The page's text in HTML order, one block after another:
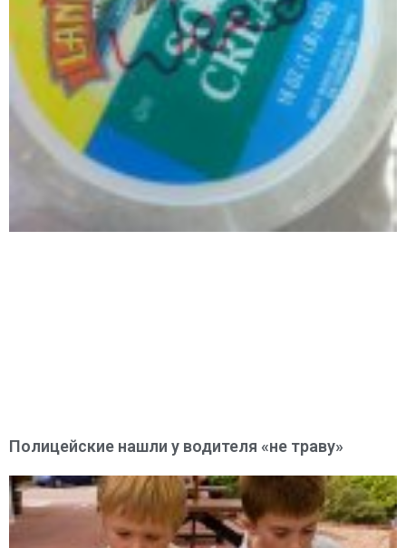
Полицейские нашли у водителя «не траву»